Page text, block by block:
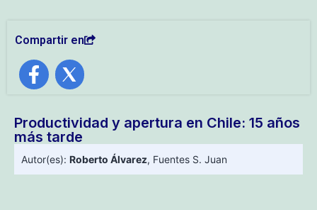
Compartir en
Productividad y apertura en Chile: 15 años
más tarde
Autor(es): Roberto Álvarez, Fuentes S. Juan